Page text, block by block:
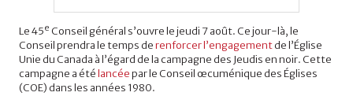
Le 45e Conseil général s’ouvre le jeudi 7 août. Ce jour-là, le
Conseil prendra le temps derenforcer l’engagementde l’Église
Unie du Canada à l’égard de la campagne des Jeudis en noir. Cette
campagne a étélancéepar le Conseil œcuménique des Églises
(COE) dans les années 1980.